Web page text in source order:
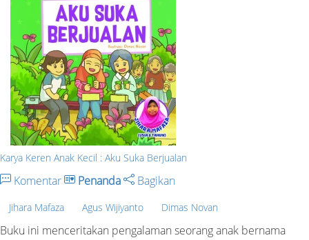
Karya Keren Anak Kecil : Aku Suka Berjualan
Komentar Penanda Bagikan
Jihara Mafaza Agus Wijiyanto Dimas Novan
Buku ini menceritakan pengalaman seorang anak bernama